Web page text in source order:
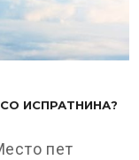
ИСПРАТНИНА?
пет